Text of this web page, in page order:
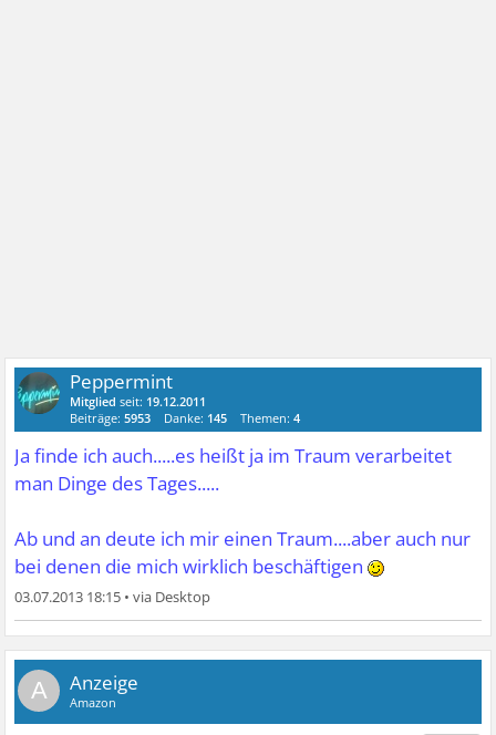
Peppermint
Mitglied seit: 19.12.2011
Beiträge:5953 Danke: 145 Themen:4
Ja finde ich auch.....es heißt ja im Traum verarbeitet
man Dinge des Tages.....
Ab und an deute ich mir einen Traum....aber auch nur
bei denen die mich wirklich beschäftigen
03.07.2013 18:15 •
A